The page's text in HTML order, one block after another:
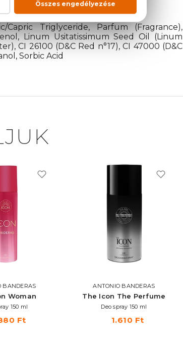
Capric Triglyceride, Parfum (Fragrance),
Linum Usitatissimum Seed Oil (Linum
CI 26100 (D&C Red n°17), CI 47000 (D&C
Sorbic Acid
BANDERAS
Woman
150 ml
Ft
ANTONIO BANDERAS
The Icon The Perfume
Deo spray 150 ml
1.610 Ft